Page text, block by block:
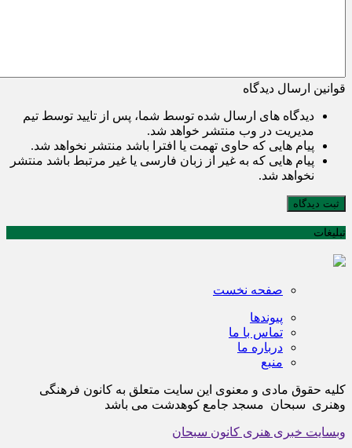
قوانین ارسال دیدگاه
دیدگاه های ارسال شده توسط شما، پس از تایید توسط تیم
مدیریت در وب منتشر خواهد شد.
پیام هایی که حاوی تهمت یا افترا باشد منتشر نخواهد شد.
پیام هایی که به غیر از زبان فارسی یا غیر مرتبط باشد منتشر
نخواهد شد.
ثبت دیدگاه
تبلیغات
صفحه نخست
پیوندها
تماس با ما
درباره ما
منبع
کلیه حقوق مادی و معنوی این سایت متعلق به کانون فرهنگی
وهنری سبحان مسجد جامع کوهدشت می باشد
وبسایت خبری هنری کانون سبحان